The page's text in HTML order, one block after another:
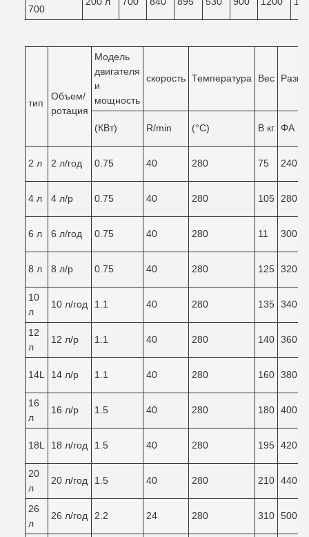
700
тип
Объем/
ротация
Модель
двигателя
и
мощность
скорость Температура Вес
(КВт) R/min (°C) В кг ΦA
2 л 2 л/год 0.75 40 280 75 240
4 л 4 л/р 0.75 40 280 105 280
6 л 6 л/год 0.75 40 280 11 300
8 л 8 л/р 0.75 40 280 125 320
10
л
10 л/год 1.1 40 280 135 340
12
л
12 л/р 1.1 40 280 140 360
14L 14 л/р 1.1 40 280 160 380
16
л
16 л/р 1.5 40 280 180 400
18L 18 л/год 1.5 40 280 195 420
20
л
20 л/год 1.5 40 280 210 440
26
л
26 л/год 2.2 24 280 310 500